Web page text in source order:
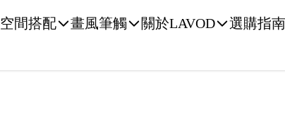
空間搭配 畫風筆觸 關於LAVOD 選購指南